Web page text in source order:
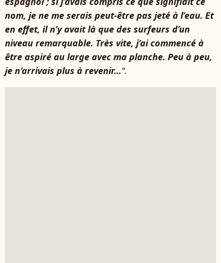
nom, je ne me serais peut-être pas jeté à l’eau. Et
en effet, il n’y avait là que des surfeurs d’un
niveau remarquable. Très vite, j’ai commencé à
être aspiré au large avec ma planche. Peu à peu,
je n’arrivais plus à revenir…".